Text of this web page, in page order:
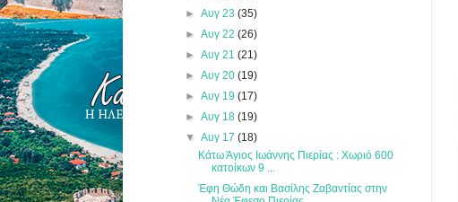
► Αυγ 23 (35)
► Αυγ 22 (26)
► Αυγ 21 (21)
► Αυγ 20 (19)
► Αυγ 19 (17)
► Αυγ 18 (19)
▼ Αυγ 17 (18)
Κάτω Άγιος Ιωάννης Πιερίας : Χωριό 600
κατοίκων 9 ...
Έφη Θώδη και Βασίλης Ζαβαντίας στην